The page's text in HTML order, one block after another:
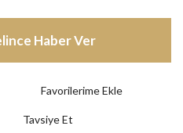
Haber Ver
Tavsiye Et